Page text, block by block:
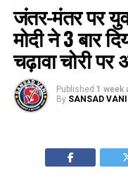
जंतर-मंतर पर
मोदी ने 3 बार
चढ़ावा चोरी पर
Published 1 week
By SANSAD VANI